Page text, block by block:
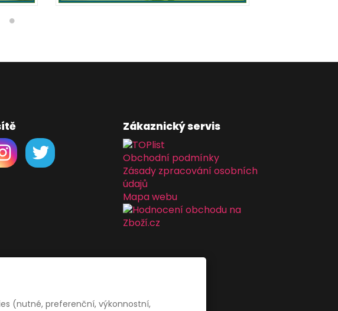
Zákaznický servis
Obchodní podmínky
Zásady zpracování osobních
údajů
Mapa webu
(nutné, preferenční, výkonnostní,